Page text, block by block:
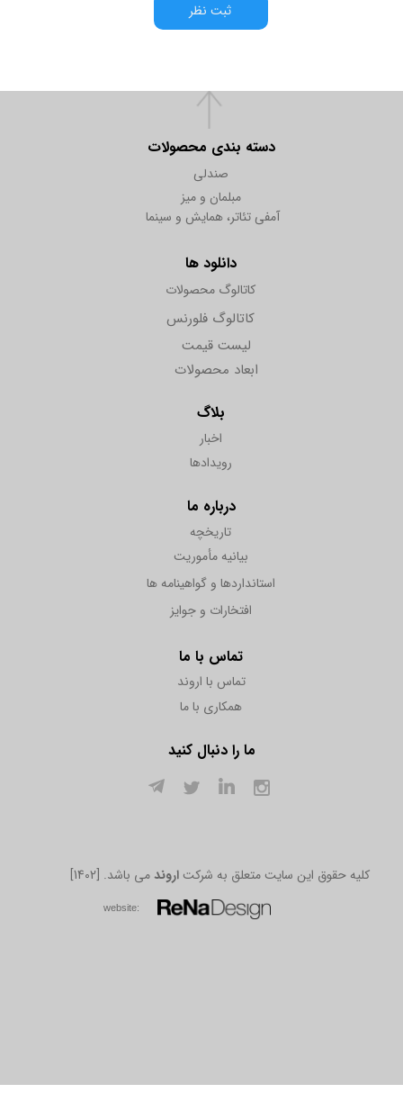
ثبت نظر
دسته بندی محصولات
صندلی
مبلمان و میز
آمفی تئاتر، همایش و سینما
دانلود ها
کاتالوگ محصولات
کاتالوگ فلورنس
بلاگ
اخبار
رویدادها
درباره ما
تاریخچه
بیانیه مأموریت
استانداردها و گواهینامه ها
افتخارات و جوایز
تماس با ما
تماس با اروند
همکاری با ما
ما را دنبال کنید
ابعاد محصولات
لیست قیمت
[1402] .کلیه حقوق این سایت متعلق به شرکت اروندمی باشد
w​​​​​​​ebsite: